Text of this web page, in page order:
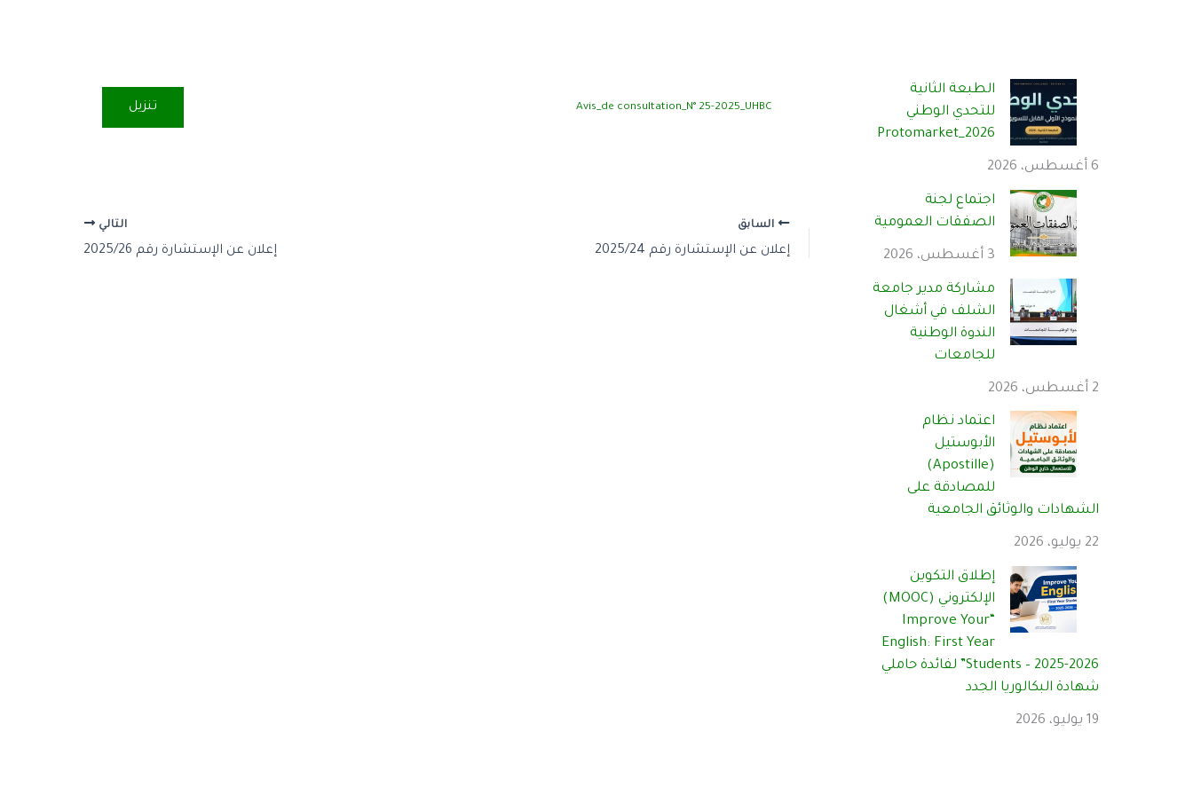
الطبعة الثانية
للتحدي الوطني
Protomarket_2026
6 أغسطس، 2026
اجتماع لجنة
الصفقات العمومية
3 أغسطس، 2026
مشاركة مدير جامعة
الشلف في أشغال
الندوة الوطنية
للجامعات
2 أغسطس، 2026
اعتماد نظام
الأبوستيل
(Apostille)
للمصادقة على
الشهادات والوثائق الجامعية
22 يوليو، 2026
إطلاق التكوين
الإلكتروني (MOOC)
“Improve Your
English: First Year
Students – 2025-2026” لفائدة حاملي
شهادة البكالوريا الجدد
19 يوليو، 2026
Avis_de consultation_N° 25-2025_UHBC تنزيل
السابق
إعلان عن الإستشارة رقم 2025/24
التالي
إعلان عن الإستشارة رقم 2025/26